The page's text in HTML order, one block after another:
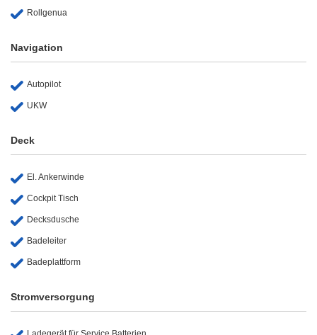
Rollgenua
Navigation
Autopilot
UKW
Deck
El. Ankerwinde
Cockpit Tisch
Decksdusche
Badeleiter
Badeplattform
Stromversorgung